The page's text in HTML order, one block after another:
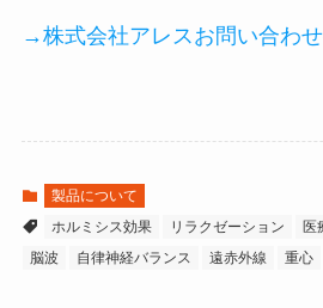
→株式会社アレスお問い合わ
製品について
ホルミシス効果
リラクゼーション 医
脳波
自律神経バランス 遠赤外線 重心